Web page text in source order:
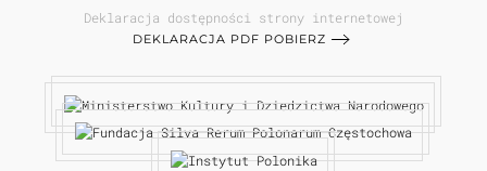
Deklaracja dostępności strony internetowej
DEKLARACJA PDF POBIERZ